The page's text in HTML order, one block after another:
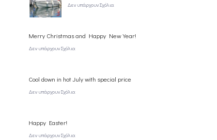
Δεν υπάρχουν Σχόλια
Merry Christmas and Happy New Year!
Δεν υπάρχουν Σχόλια
Cool down in hot July with special price
Δεν υπάρχουν Σχόλια
Happy Easter!
Δεν υπάρχουν Σχόλια